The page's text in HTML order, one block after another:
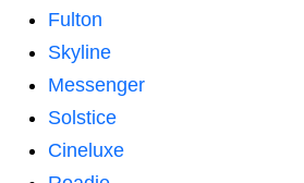
Fulton
Skyline
Messenger
Solstice
Cineluxe